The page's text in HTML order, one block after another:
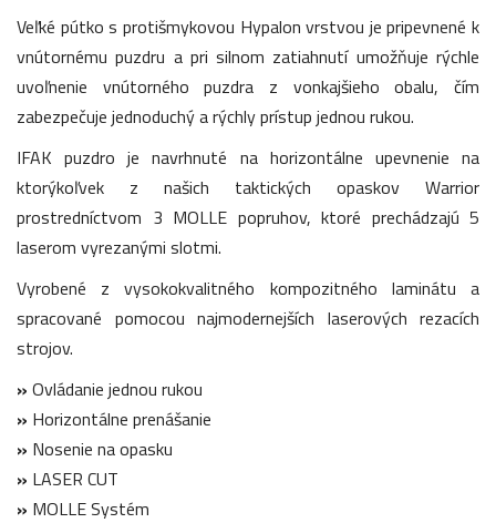
Veľké pútko s protišmykovou Hypalon vrstvou je pripevnené k
vnútornému puzdru a pri silnom zatiahnutí umožňuje rýchle
uvoľnenie vnútorného puzdra z vonkajšieho obalu, čím
zabezpečuje jednoduchý a rýchly prístup jednou rukou.
IFAK puzdro je navrhnuté na horizontálne upevnenie na
ktorýkoľvek z našich taktických opaskov Warrior
prostredníctvom 3 MOLLE popruhov, ktoré prechádzajú 5
laserom vyrezanými slotmi.
Vyrobené z vysokokvalitného kompozitného laminátu a
spracované pomocou najmodernejších laserových rezacích
strojov.
» Ovládanie jednou rukou
» Horizontálne prenášanie
» Nosenie na opasku
» LASER CUT
» MOLLE Systém